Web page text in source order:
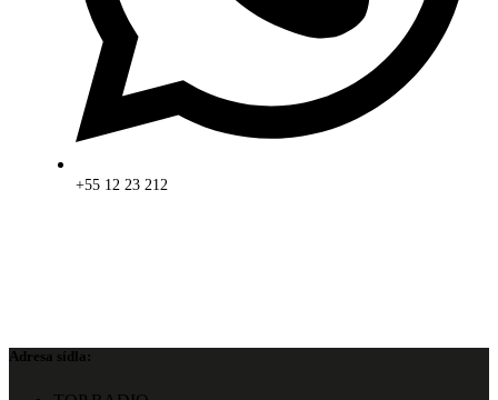
+55 12 23 212
Adresa sídla: